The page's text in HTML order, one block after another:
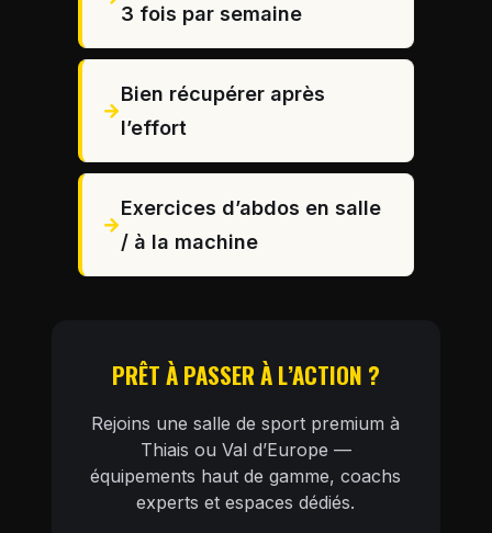
3 fois par semaine
Bien récupérer après
l’effort
Exercices d’abdos en salle
/ à la machine
PRÊT À PASSER À L’ACTION ?
Rejoins une salle de sport premium à
Thiais ou Val d’Europe —
équipements haut de gamme, coachs
experts et espaces dédiés.